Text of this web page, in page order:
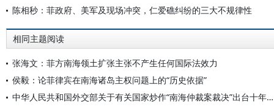
陈相秒：菲政府、美军及现场冲突，仁爱礁纠纷的三大不规律性
相同主题阅读
张海文：菲方南海领土扩张主张不产生任何国际法效力
侯毅：论菲律宾在南海诸岛主权问题上的“历史依据”
中华人民共和国外交部关于有关国家炒作“南海仲裁案裁决”出台十年的声明